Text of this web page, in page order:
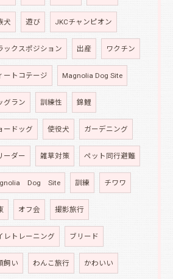
犬 遊び JKCチャンピオン
ックスポジション 出産 ワクチン
ートコテージ Magnolia Dog Site
グラン 訓練性 錦鯉
ードッグ 使役犬 ガーデニング
ーダー 雑草対策 ペット同行避難
Dog Site 訓練 チワワ
オフ会 撮影旅行
レトレーニング ブリード
飼い わんこ旅行 かわいい